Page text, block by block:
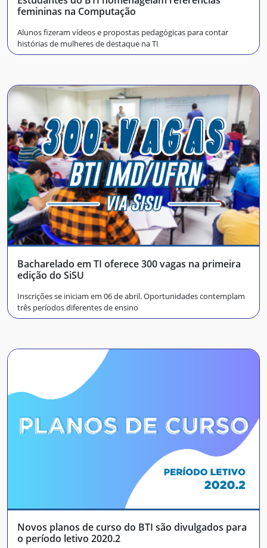
femininas na Computação
Alunos fizeram vídeos e propostas pedagógicas para contar
histórias de mulheres de destaque na TI
Bacharelado em TI oferece 300 vagas na primeira
edição do SiSU
Inscrições se iniciam em 06 de abril. Oportunidades contemplam
três períodos diferentes de ensino
Novos planos de curso do BTI são divulgados para
o período letivo 2020.2